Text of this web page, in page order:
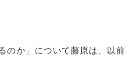
のか」について藤原は、以前